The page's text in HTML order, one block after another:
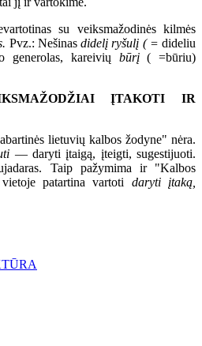
su veiksmažodinės kilmės
Pvz.: Nešinasdidelį ryšulį ( = dideliu
generolas, kareivių būrį( =būriu)
ĮTAKOTI IR
lietuvių kalbos žodyne" nėra.
— daryti įtaigą, įteigti, sugestijuoti.
Taip pažymima ir "Kalbos
patartina vartoti daryti įtaką,